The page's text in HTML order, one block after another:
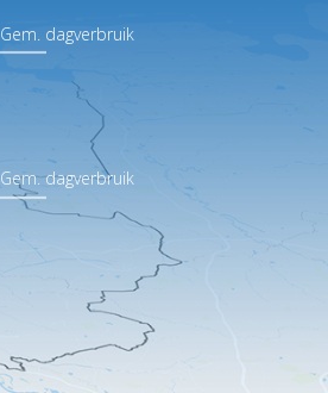
Gem. dagverbruik
Gem. dagverbruik